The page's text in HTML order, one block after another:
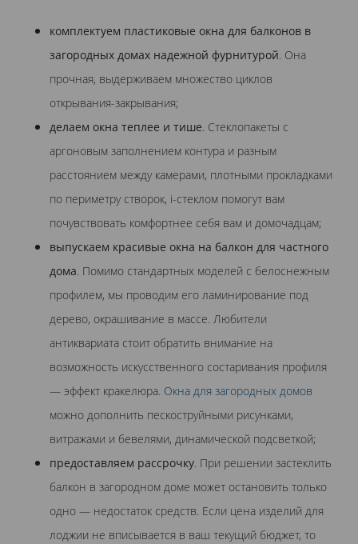
комплектуем пластиковые окна для балконов в
загородных домах надежной фурнитурой. Она
прочная, выдерживаем множество циклов
открывания-закрывания;
делаем окна теплее и тише. Стеклопакеты с
аргоновым заполнением контура и разным
расстоянием между камерами, плотными прокладками
по периметру створок, i-стеклом помогут вам
почувствовать комфортнее себя вам и домочадцам;
выпускаем красивые окна на балкон для частного
дома. Помимо стандартных моделей с белоснежным
профилем, мы проводим его ламинирование под
дерево, окрашивание в массе. Любители
антиквариата стоит обратить внимание на
возможность искусственного состаривания профиля
— эффект кракелюра. Окна для загородных домов
можно дополнить пескоструйными рисунками,
витражами и бевелями, динамической подсветкой;
предоставляем рассрочку. При решении застеклить
балкон в загородном доме может остановить только
одно — недостаток средств. Если цена изделий для
лоджии не вписывается в ваш текущий бюджет, то